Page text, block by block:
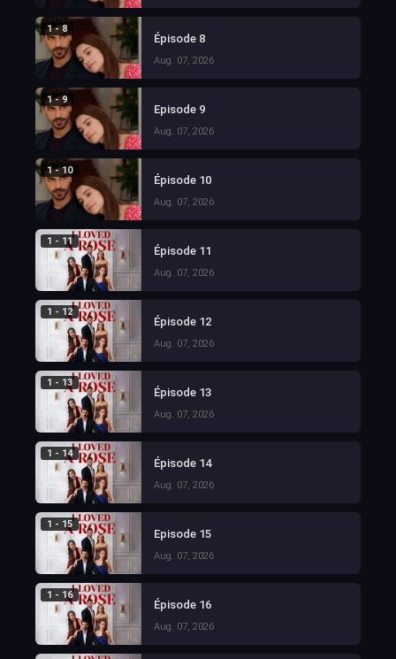
1 - 8
Épisode 8
Aug. 07, 2026
1 - 9
Episode 9
Aug. 07, 2026
1 - 10
Épisode 10
Aug. 07, 2026
1 - 11
Épisode 11
Aug. 07, 2026
1 - 12
Épisode 12
Aug. 07, 2026
1 - 13
Épisode 13
Aug. 07, 2026
1 - 14
Épisode 14
Aug. 07, 2026
1 - 15
Episode 15
Aug. 07, 2026
1 - 16
Épisode 16
Aug. 07, 2026